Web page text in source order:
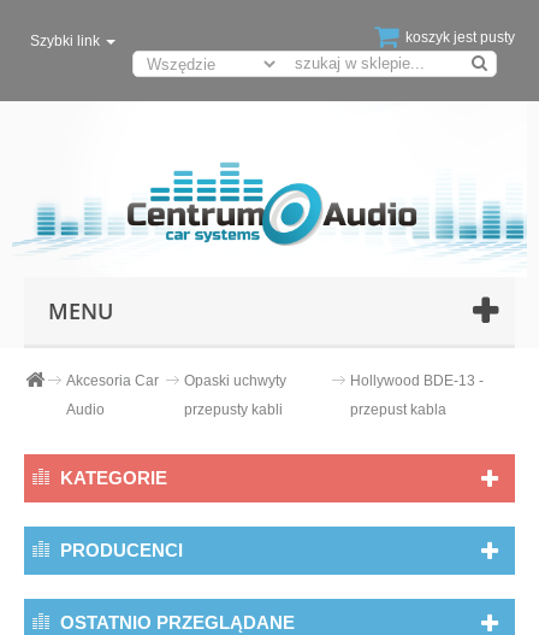
koszyk jest pusty
Szybki link
MENU
Akcesoria Car
Audio
Opaski uchwyty
przepusty kabli
Hollywood BDE-13 -
przepust kabla
KATEGORIE
PRODUCENCI
OSTATNIO PRZEGLĄDANE